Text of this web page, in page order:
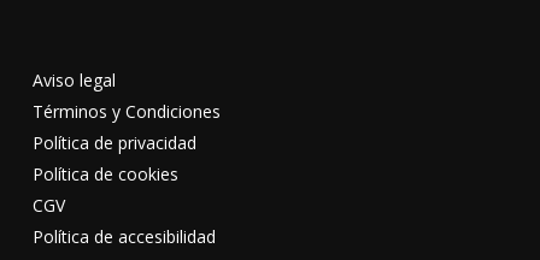
Aviso legal
Términos y Condiciones
Política de privacidad
Política de cookies
CGV
Política de accesibilidad